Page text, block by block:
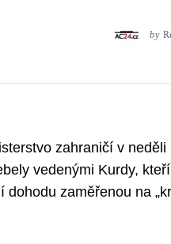
by
zahraničí v
vedenými Kurdy,
dohodu zaměřenou na